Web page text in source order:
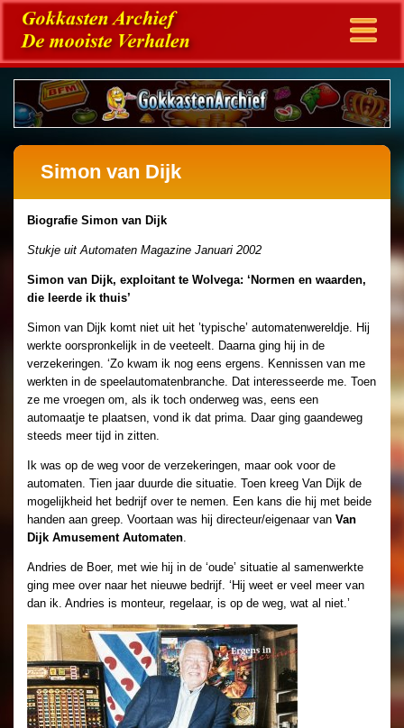
Simon van Dijk
Biografie Simon van Dijk
Stukje uit Automaten Magazine Januari 2002
Simon van Dijk, exploitant te Wolvega: ‘Normen en waarden,
die leerde ik thuis’
Simon van Dijk komt niet uit het ’typische’ automatenwereldje. Hij
werkte oorspronkelijk in de veeteelt. Daarna ging hij in de
verzekeringen. ‘Zo kwam ik nog eens ergens. Kennissen van me
werkten in de speelautomatenbranche. Dat interesseerde me. Toen
ze me vroegen om, als ik toch onderweg was, eens een
automaatje te plaatsen, vond ik dat prima. Daar ging gaandeweg
steeds meer tijd in zitten.
Ik was op de weg voor de verzekeringen, maar ook voor de
automaten. Tien jaar duurde die situatie. Toen kreeg Van Dijk de
mogelijkheid het bedrijf over te nemen. Een kans die hij met beide
handen aan greep. Voortaan was hij directeur/eigenaar van Van
Dijk Amusement Automaten.
Andries de Boer, met wie hij in de ‘oude’ situatie al samenwerkte
ging mee over naar het nieuwe bedrijf. ‘Hij weet er veel meer van
dan ik. Andries is monteur, regelaar, is op de weg, wat al niet.’